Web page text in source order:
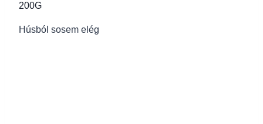
200G
Húsból sosem elég